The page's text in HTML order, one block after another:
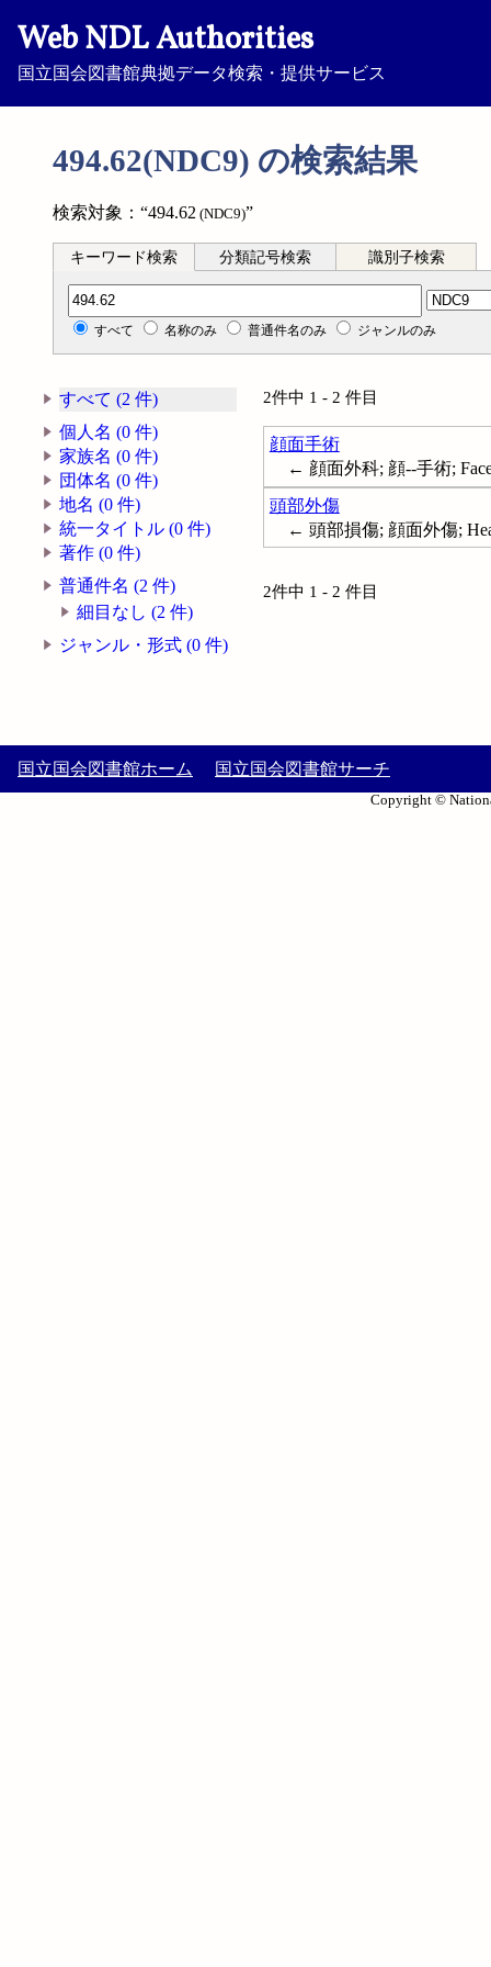
Web NDL Authorities
国立国会図書館典拠データ検索・提供サービス
494.62(NDC9) の検索結果
検索対象：“494.62 (NDC9)”
キーワード検索 分類記号検索 識別子検索
分類記号検索
すべて 名称のみ 普通件名のみ ジャンルのみ
すべて (2 件)
個人名 (0 件)
家族名 (0 件)
団体名 (0 件)
地名 (0 件)
統一タイトル (0 件)
著作 (0 件)
普通件名 (2 件)
細目なし (2 件)
ジャンル・形式 (0 件)
2件中 1 - 2 件目
顔面手術
← 顔面外科; 顔--手術;
頭部外傷
← 頭部損傷; 顔面外傷;
2件中 1 - 2 件目
国立国会図書館ホーム 国立国会図書館サーチ
Copyright ©